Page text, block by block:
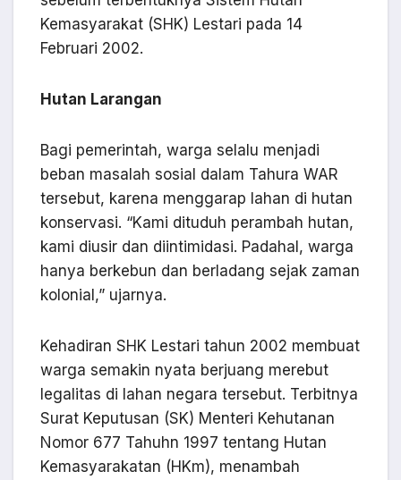
Kemasyarakat (SHK) Lestari pada 14
Februari 2002.
Hutan Larangan
Bagi pemerintah, warga selalu menjadi
beban masalah sosial dalam Tahura WAR
tersebut, karena menggarap lahan di hutan
konservasi. “Kami dituduh perambah hutan,
kami diusir dan diintimidasi. Padahal, warga
hanya berkebun dan berladang sejak zaman
kolonial,” ujarnya.
Kehadiran SHK Lestari tahun 2002 membuat
warga semakin nyata berjuang merebut
legalitas di lahan negara tersebut. Terbitnya
Surat Keputusan (SK) Menteri Kehutanan
Nomor 677 Tahuhn 1997 tentang Hutan
Kemasyarakatan (HKm), menambah